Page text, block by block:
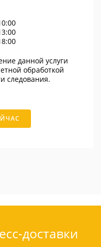
данной услуги
обработкой
следования.
доставки